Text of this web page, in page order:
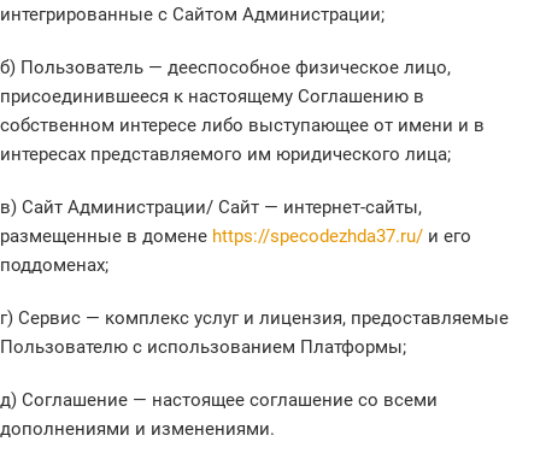
интегрированные с Сайтом Администрации;
б) Пользователь — дееспособное физическое лицо,
присоединившееся к настоящему Соглашению в
собственном интересе либо выступающее от имени и в
интересах представляемого им юридического лица;
в) Сайт Администрации/ Сайт — интернет-сайты,
размещенные в домене https://specodezhda37.ru/ и его
поддоменах;
г) Сервис — комплекс услуг и лицензия, предоставляемые
Пользователю с использованием Платформы;
д) Соглашение — настоящее соглашение со всеми
дополнениями и изменениями.